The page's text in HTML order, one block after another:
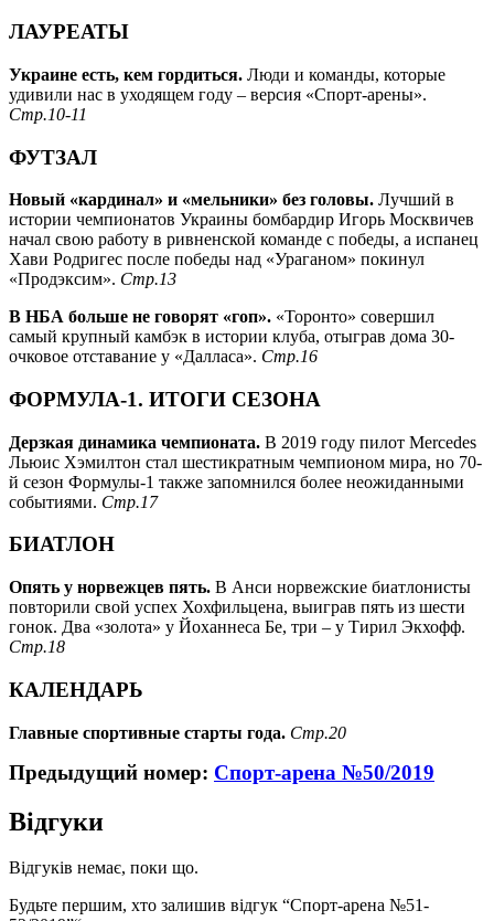
ЛАУРЕАТЫ
Украине есть, кем гордиться. Люди и команды, которые
удивили нас в уходящем году – версия «Спорт-арены».
Стр.10-11
ФУТЗАЛ
Новый «кардинал» и «мельники» без головы. Лучший в
истории чемпионатов Украины бомбардир Игорь Москвичев
начал свою работу в ривненской команде с победы, а испанец
Хави Родригес после победы над «Ураганом» покинул
«Продэксим». Стр.13
В НБА больше не говорят «гоп». «Торонто» совершил
самый крупный камбэк в истории клуба, отыграв дома 30-
очковое отставание у «Далласа». Стр.16
ФОРМУЛА-1. ИТОГИ СЕЗОНА
Дерзкая динамика чемпионата. В 2019 году пилот Mercedes
Льюис Хэмилтон стал шестикратным чемпионом мира, но 70-
й сезон Формулы-1 также запомнился более неожиданными
событиями. Стр.17
БИАТЛОН
Опять у норвежцев пять. В Анси норвежские биатлонисты
повторили свой успех Хохфильцена, выиграв пять из шести
гонок. Два «золота» у Йоханнеса Бе, три – у Тирил Экхофф.
Стр.18
КАЛЕНДАРЬ
Главные спортивные старты года. Стр.20
Предыдущий номер: Спорт-арена №50/2019
Відгуки
Відгуків немає, поки що.
Будьте першим, хто залишив відгук “Спорт-арена №51-